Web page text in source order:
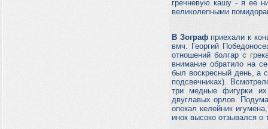
гречневую кашу - я ее
великолепными
В Зографприехали к
вмч. Георгий
отношений болгар с
внимание обратило на
был воскресный день, а
подсвечниках).
три медные фигурки
двуглавых орлов.
опекал келейник
инок высоко отзывался о